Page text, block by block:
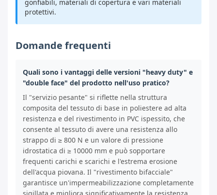
gonfiabili, materiali di copertura e vari materiali
protettivi.
Domande frequenti
Quali sono i vantaggi delle versioni "heavy duty" e
"double face" del prodotto nell'uso pratico?
Il "servizio pesante" si riflette nella struttura
composita del tessuto di base in poliestere ad alta
resistenza e del rivestimento in PVC ispessito, che
consente al tessuto di avere una resistenza allo
strappo di ≥ 800 N e un valore di pressione
idrostatica di ≥ 10000 mm e può sopportare
frequenti carichi e scarichi e l'estrema erosione
dell'acqua piovana. Il "rivestimento bifacciale"
garantisce un'impermeabilizzazione completamente